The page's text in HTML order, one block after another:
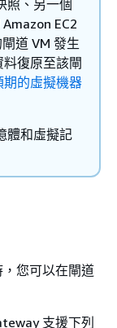
照、另一個
EC2
道 VM 發生
復原至該閘
期的虛擬機器
體和虛擬記
您可以在閘道
支援下列